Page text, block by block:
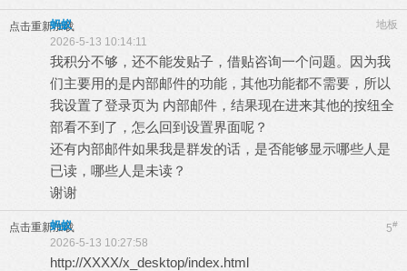
点击重新加载 地板
蚂蚁
2026-5-13 10:14:11
我积分不够，还不能发贴子，借贴咨询一个问题。因为我
们主要用的是内部邮件的功能，其他功能都不需要，所以
我设置了登录页为 内部邮件，结果现在进来其他的按纽全
部看不到了，怎么回到设置界面呢？
还有内部邮件如果我是群发的话，是否能够显示哪些人是
已读，哪些人是未读？
谢谢
点击重新加载 5#
蚂蚁
2026-5-13 10:27:58
http://XXXX/x_desktop/index.html